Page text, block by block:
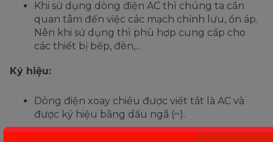
Khi sử dụng dòng điện AC thì chúng ta cần
quan tâm đến việc các mạch chỉnh lưu, ổn áp.
Nên khi sử dụng thì phù hợp cung cấp cho
các thiết bị bếp, đèn,...
Ký hiệu:
Dòng điện xoay chiều được viết tắt là AC và
được ký hiệu bằng dấu ngã (~).
Còn đối với dòng điện một chiều viết tắt là DC